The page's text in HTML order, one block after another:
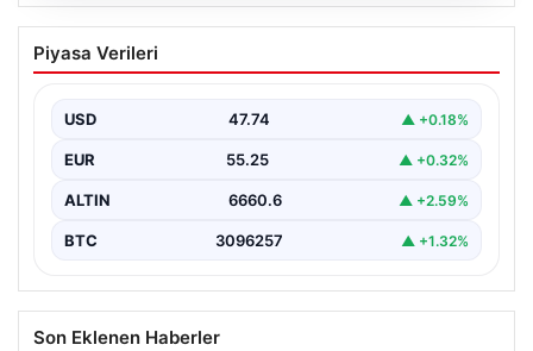
Yıldırım ailesinin 34 yıllık mucizesi:
Anıtkabir hayali gerçek oldu
Zeynep Yıldırım (59), tam 34 yıl boyunca…
Piyasa Verileri
USD 47.74 ▲ +0.18%
EUR 55.25 ▲ +0.32%
ALTIN 6660.6 ▲ +2.59%
BTC 3096257 ▲ +1.32%
Son Eklenen Haberler